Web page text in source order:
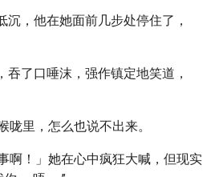
沉，他在她面前几步处停住了，
吞了口唾沫，强作镇定地笑道，
咙里，怎么也说不出来。
啊！」她在心中疯狂大喊，但现实